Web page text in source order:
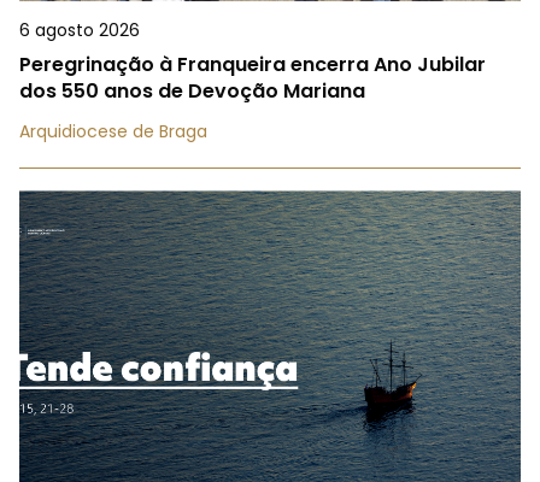
6 agosto 2026
Peregrinação à Franqueira encerra Ano Jubilar
dos 550 anos de Devoção Mariana
Arquidiocese de Braga